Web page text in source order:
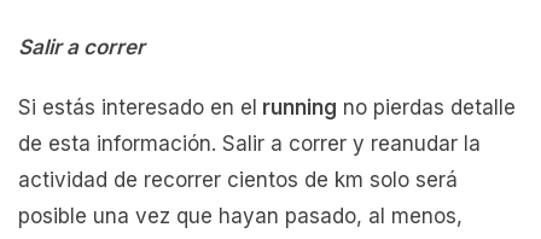
Salir a correr
Si estás interesado en el running no pierdas detalle
de esta información. Salir a correr y reanudar la
actividad de recorrer cientos de km solo será
posible una vez que hayan pasado, al menos,